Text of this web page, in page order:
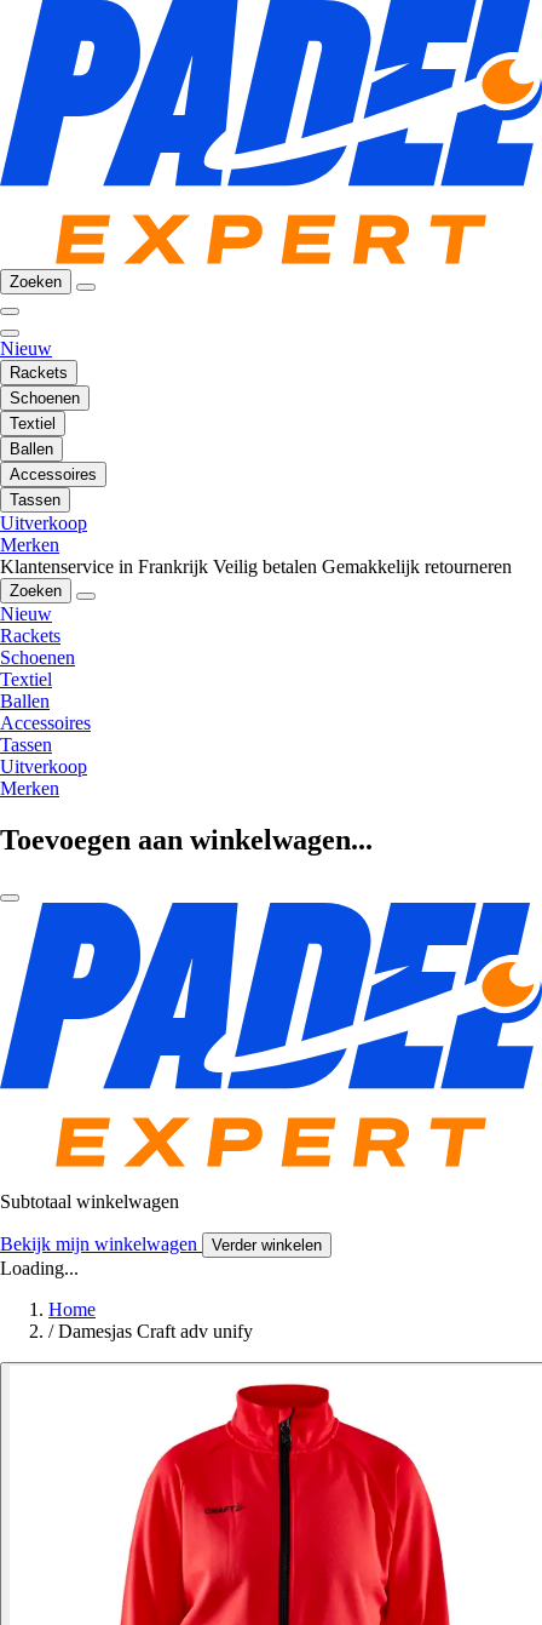
Zoeken
Nieuw
Rackets
Schoenen
Textiel
Ballen
Accessoires
Tassen
Uitverkoop
Merken
Klantenservice in Frankrijk Veilig betalen Gemakkelijk retourneren
Zoeken
Nieuw
Rackets
Schoenen
Textiel
Ballen
Accessoires
Tassen
Uitverkoop
Merken
Toevoegen aan winkelwagen...
Subtotaal winkelwagen
Bekijk mijn winkelwagen Verder winkelen
Loading...
Home
/ Damesjas Craft adv unify